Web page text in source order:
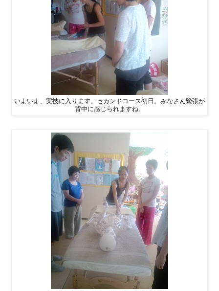
いよいよ、実技に入ります。セカンドコース初日。みなさん緊張が
背中に感じられますね。